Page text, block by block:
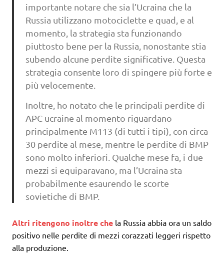
importante notare che sia l’Ucraina che la
Russia utilizzano motociclette e quad, e al
momento, la strategia sta funzionando
piuttosto bene per la Russia, nonostante stia
subendo alcune perdite significative. Questa
strategia consente loro di spingere più forte e
più velocemente.
Inoltre, ho notato che le principali perdite di
APC ucraine al momento riguardano
principalmente M113 (di tutti i tipi), con circa
30 perdite al mese, mentre le perdite di BMP
sono molto inferiori. Qualche mese fa, i due
mezzi si equiparavano, ma l’Ucraina sta
probabilmente esaurendo le scorte
sovietiche di BMP.
Altri ritengono inoltre che la Russia abbia ora un saldo
positivo nelle perdite di mezzi corazzati leggeri rispetto
alla produzione.